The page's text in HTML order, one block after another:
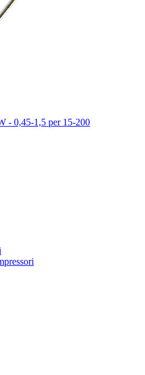
- 0,45-1,5 per 15-200